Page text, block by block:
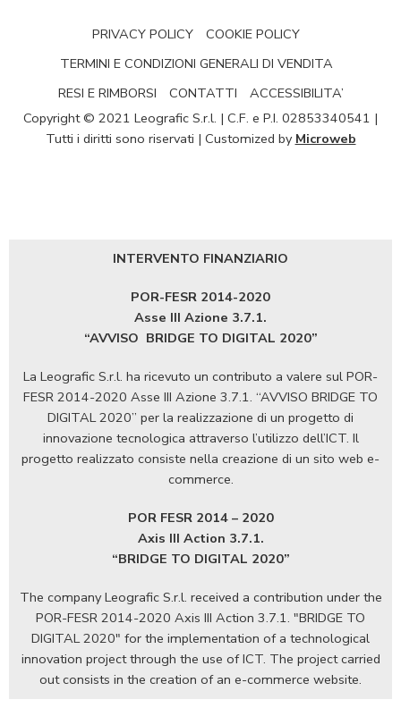
PRIVACY POLICY
COOKIE POLICY
TERMINI E CONDIZIONI GENERALI DI VENDITA
RESI E RIMBORSI
CONTATTI
ACCESSIBILITA’
Copyright © 2021 Leografic S.r.l. | C.F. e P.I. 02853340541 |
Tutti i diritti sono riservati | Customized by Microweb
INTERVENTO FINANZIARIO
POR-FESR 2014-2020
Asse III Azione 3.7.1.
“AVVISO BRIDGE TO DIGITAL 2020”
La Leografic S.r.l. ha ricevuto un contributo a valere sul POR-
FESR 2014-2020 Asse III Azione 3.7.1. “AVVISO BRIDGE TO
DIGITAL 2020” per la realizzazione di un progetto di
innovazione tecnologica attraverso l’utilizzo dell’ICT. Il
progetto realizzato consiste nella creazione di un sito web e-
commerce.
POR FESR 2014 – 2020
Axis III Action 3.7.1.
“BRIDGE TO DIGITAL 2020”
The company Leografic S.r.l. received a contribution under the
POR-FESR 2014-2020 Axis III Action 3.7.1. "BRIDGE TO
DIGITAL 2020" for the implementation of a technological
innovation project through the use of ICT. The project carried
out consists in the creation of an e-commerce website.